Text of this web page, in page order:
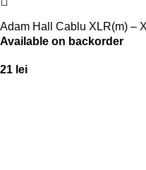
Adam Hall Cablu XLR(m) –
Available on backorder
21 lei